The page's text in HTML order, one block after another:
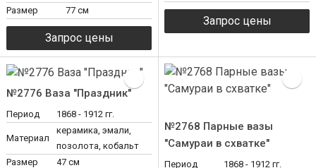
Размер
77 см
№2776 Ваза "Праздник"
Период 1868 - 1912 гг.
Материал
керамика, эмали,
позолота, кобальт
Размер
47 см
№2768 Парные вазы
"Самураи в схватке"
Период
1868 - 1912 гг.